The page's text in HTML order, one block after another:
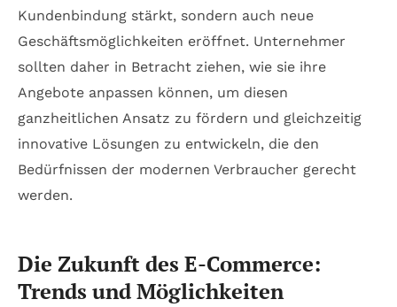
Kundenbindung stärkt, sondern auch neue
Geschäftsmöglichkeiten eröffnet. Unternehmer
sollten daher in Betracht ziehen, wie sie ihre
Angebote anpassen können, um diesen
ganzheitlichen Ansatz zu fördern und gleichzeitig
innovative Lösungen zu entwickeln, die den
Bedürfnissen der modernen Verbraucher gerecht
werden.
Die Zukunft des E-Commerce:
Trends und Möglichkeiten